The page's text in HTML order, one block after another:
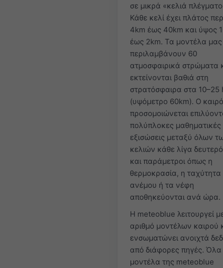
σε μικρά «κελιά
Κάθε κελί έχει πλάτος
4km έως 40km και ύψος
έως 2km. Τα μοντέλα μας
περιλαμβάνουν 60
ατμοσφαιρικά στρώματα
εκτείνονται βαθιά στη
στρατόσφαιρα στα 10–25
(υψόμετρο 60km). Ο
προσομοιώνεται
πολύπλοκες μαθηματικές
εξισώσεις μεταξύ όλων
κελιών κάθε λίγα
και παράμετροι όπως η
θερμοκρασία, η ταχύτητα
ανέμου ή τα νέφη
αποθηκεύονται ανά ώρα.
Η meteoblue λειτουργεί
αριθμό μοντέλων καιρού
ενσωματώνει ανοιχτά
από διάφορες πηγές. Όλα
μοντέλα της meteoblue